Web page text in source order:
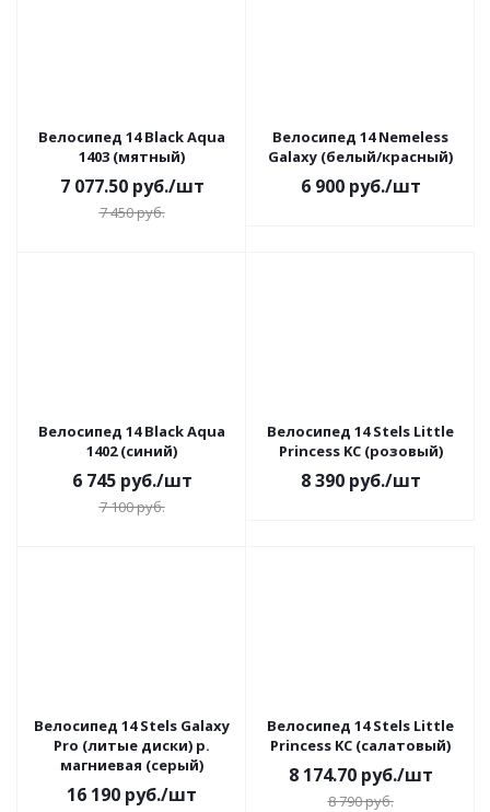
Велосипед 14 Black Aqua
1403 (мятный)
7 077.50руб./шт
7 450руб.
Велосипед 14 Nemeless
Galaxy (белый/красный)
6 900руб./шт
Велосипед 14 Black Aqua
1402 (синий)
6 745руб./шт
7 100руб.
Велосипед 14 Stels Little
Princess KC (розовый)
8 390руб./шт
Велосипед 14 Stels Galaxy
Pro (литые диски) р.
магниевая (серый)
16 190 руб./шт
Велосипед 14 Stels Little
Princess KC (салатовый)
8 174.70руб./шт
8 790руб.